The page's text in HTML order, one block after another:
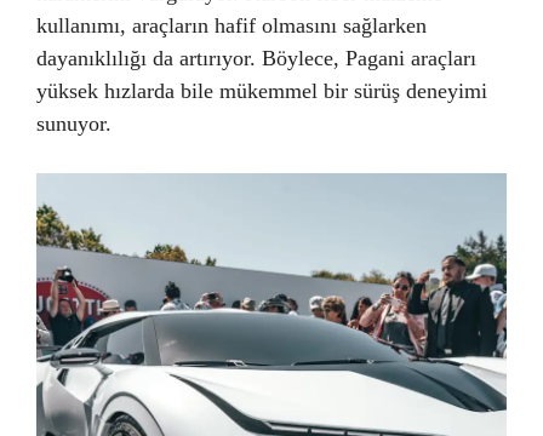
kullanımı, araçların hafif olmasını sağlarken
dayanıklılığı da artırıyor. Böylece, Pagani araçları
yüksek hızlarda bile mükemmel bir sürüş deneyimi
sunuyor.